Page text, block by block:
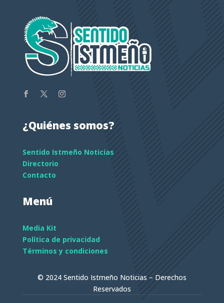
¿Quiénes somos?
Sentido Istmeño Noticias
Directorio
Contacto
Menú
Media Kit
Política de privacidad
Términos y condiciones
© 2024 Sentido Istmeño Noticias – Derechos
Reservados